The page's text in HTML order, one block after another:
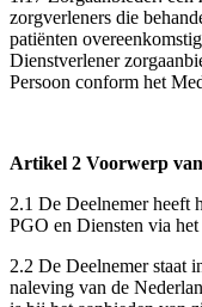
zorgverleners die
patiënten
Dienstverlener
Persoon conform het
Artikel 2 Voorwerp
2.1 De Deelnemer heeft
PGO en Diensten via
2.2 De Deelnemer staat
naleving van de